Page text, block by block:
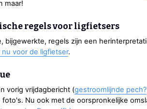
maar!
regels voor ligfietsers
bijgewerkte, regels zijn een
nu voor de ligfietser.
vorig vrijdagbericht (gestroomlijnde pech?
foto's. Nu ook met de oorspronkelijke